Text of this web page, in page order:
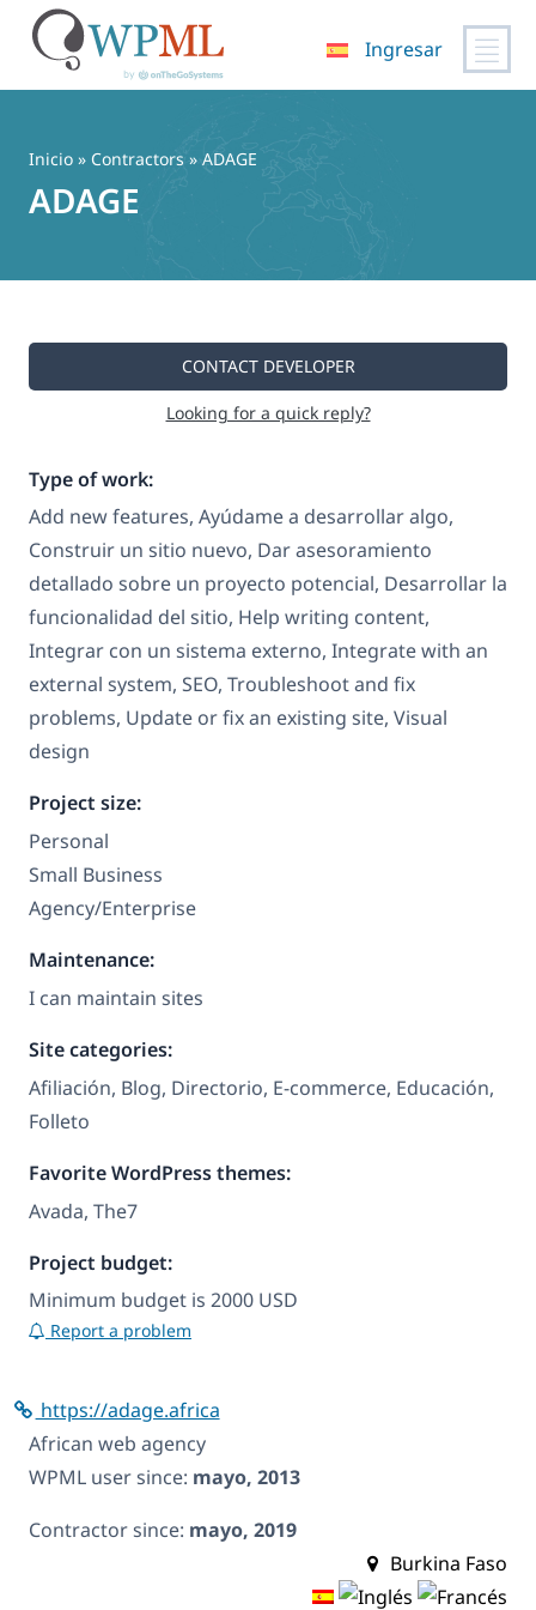
contenido
Ingresar
Inicio » Contractors » ADAGE
ADAGE
CONTACT DEVELOPER
Looking for a quick reply?
Type of work:
Add new features, Ayúdame a desarrollar algo,
Construir un sitio nuevo, Dar asesoramiento
detallado sobre un proyecto potencial, Desarrollar la
funcionalidad del sitio, Help writing content,
Integrar con un sistema externo, Integrate with an
external system, SEO, Troubleshoot and fix
problems, Update or fix an existing site, Visual
design
Project size:
Personal
Small Business
Agency/Enterprise
Maintenance:
I can maintain sites
Site categories:
Afiliación, Blog, Directorio, E-commerce, Educación,
Folleto
Favorite WordPress themes:
Avada, The7
Project budget:
Minimum budget is 2000 USD
Report a problem
https://adage.africa
African web agency
WPML user since: mayo, 2013
Contractor since: mayo, 2019
Burkina Faso